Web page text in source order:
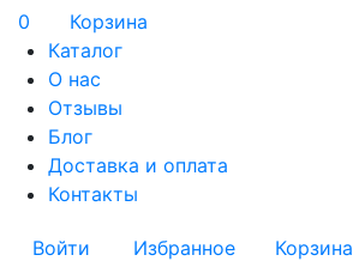
0
Корзина
Каталог
О нас
Отзывы
Блог
Доставка и оплата
Контакты
Войти Избранное Корзина